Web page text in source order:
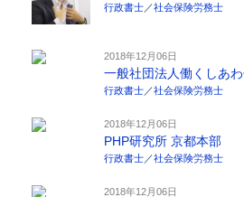
行政書士 ／社会保険労務士
2018年12月06日
一般社団法人働くしあ
行政書士 ／社会保険労務士
2018年12月06日
PHP研究所 京都本部
行政書士 ／社会保険労務士
2018年12月06日